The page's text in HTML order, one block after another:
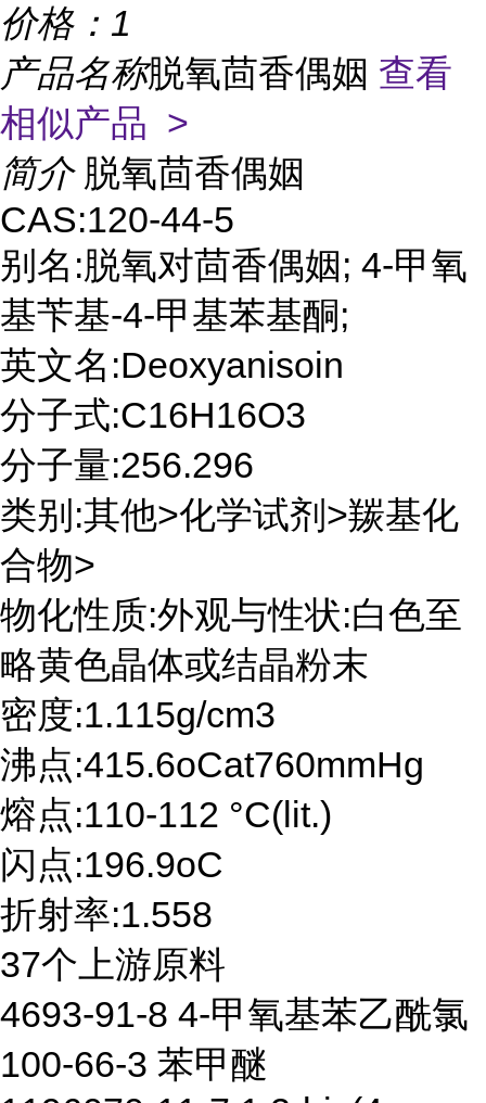
价格： 1
产品名称脱氧茴香偶姻 查看
相似产品 >
简介 脱氧茴香偶姻
CAS:120-44-5
别名:脱氧对茴香偶姻; 4-甲氧
基苄基-4-甲基苯基酮;
英文名:Deoxyanisoin
分子式:C16H16O3
分子量:256.296
类别:其他>化学试剂>羰基化
合物>
物化性质:外观与性状:白色至
略黄色晶体或结晶粉末
密度:1.115g/cm3
沸点:415.6oCat760mmHg
熔点:110-112 °C(lit.)
闪点:196.9oC
折射率:1.558
37个上游原料
4693-91-8 4-甲氧基苯乙酰氯
100-66-3 苯甲醚